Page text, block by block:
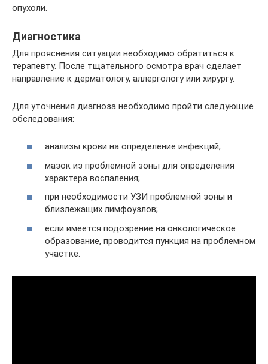
опухоли.
Диагностика
Для прояснения ситуации необходимо обратиться к
терапевту. После тщательного осмотра врач сделает
направление к дерматологу, аллергологу или хирургу.
Для уточнения диагноза необходимо пройти следующие
обследования:
анализы крови на определение инфекций;
мазок из проблемной зоны для определения
характера воспаления;
при необходимости УЗИ проблемной зоны и
близлежащих лимфоузлов;
если имеется подозрение на онкологическое
образование, проводится пункция на проблемном
участке.